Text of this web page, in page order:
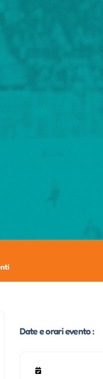
Date e orari evento :